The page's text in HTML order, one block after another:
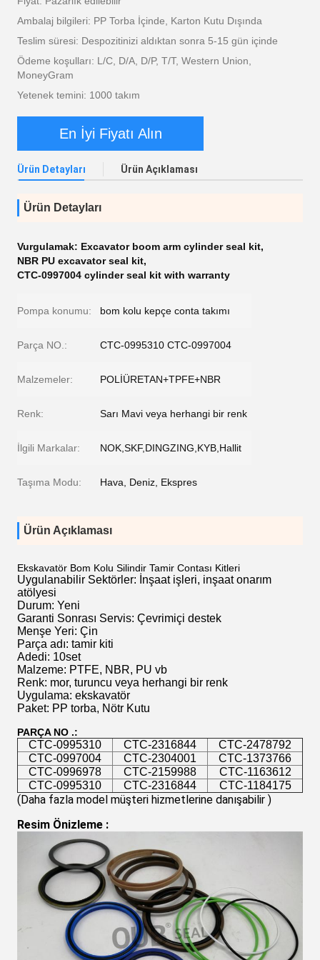
Ambalaj bilgileri: PP Torba İçinde, Karton Kutu Dışında
Teslim süresi: Despozitinizi aldıktan sonra 5-15 gün içinde
Ödeme koşulları: L/C, D/A, D/P, T/T, Western Union,
MoneyGram
Yetenek temini: 1000 takım
En İyi Fiyatı Alın
Ürün Detayları Ürün Açıklaması
Ürün Detayları
Vurgulamak: Excavator boom arm cylinder seal kit,
NBR PU excavator seal kit,
CTC-0997004 cylinder seal kit with warranty
Pompa konumu: bom kolu kepçe conta takımı
Parça NO.: CTC-0995310 CTC-0997004
Malzemeler: POLİÜRETAN+TPFE+NBR
Renk: Sarı Mavi veya herhangi bir renk
İlgili Markalar: NOK,SKF,DINGZING,KYB,Hallit
Taşıma Modu: Hava, Deniz, Ekspres
Ürün Açıklaması
Ekskavatör Bom Kolu Silindir Tamir Contası Kitleri
Uygulanabilir Sektörler: İnşaat işleri, inşaat onarım
atölyesi
Durum: Yeni
Garanti Sonrası Servis: Çevrimiçi destek
Menşe Yeri: Çin
Parça adı: tamir kiti
Adedi: 10set
Malzeme: PTFE, NBR, PU vb
Renk: mor, turuncu veya herhangi bir renk
Uygulama: ekskavatör
Paket: PP torba, Nötr Kutu
PARÇA NO .:
CTC-0995310 CTC-2316844
CTC-2478792
CTC-0997004
CTC-2304001
CTC-1373766
CTC-0996978
CTC-2159988
CTC-1163612
CTC-0995310
CTC-2316844 CTC-1184175
(Daha fazla model müşteri hizmetlerine danışabilir )
Resim Önizleme :